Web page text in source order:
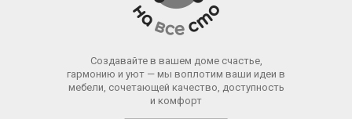
Создавайте в вашем доме счастье,
гармонию и уют — мы воплотим ваши идеи в
мебели, сочетающей качество, доступность
и комфорт